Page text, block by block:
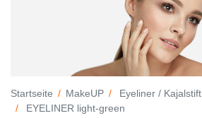
Startseite MakeUP
Eyeliner / Kajalstift
EYELINER light-green